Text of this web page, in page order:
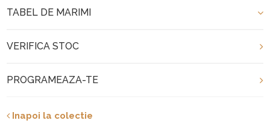
TABEL DE MARIMI
VERIFICA STOC
PROGRAMEAZA-TE
Inapoi la colectie